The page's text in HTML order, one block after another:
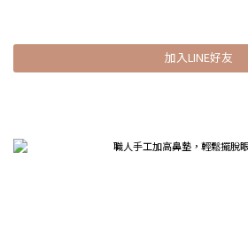
加入LINE好友